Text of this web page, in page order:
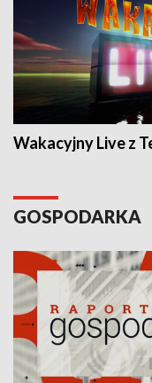
Wakacyjny Live z
GOSPODARKA